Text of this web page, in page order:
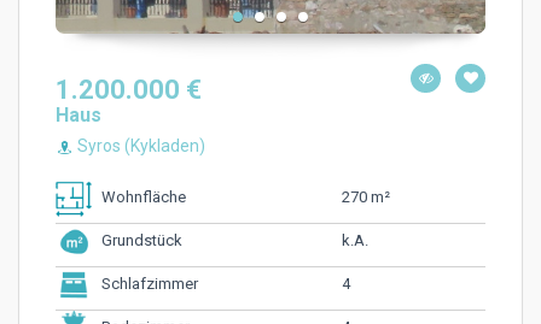
1.200.000 €
Haus
Syros (Kykladen)
Wohnfläche 270 m²
Grundstück k.A.
Schlafzimmer 4